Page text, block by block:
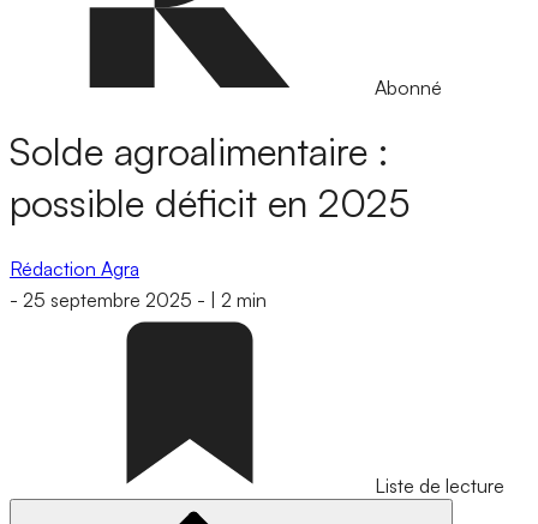
Abonné
Solde agroalimentaire :
possible déficit en 2025
Rédaction Agra
- 25 septembre 2025 - 2 min
Liste de lecture